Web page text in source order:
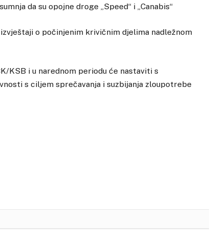
da su opojne droge „Speed“ i „Canabis“
o počinjenim krivičnim djelima nadležnom
KSB i u narednom periodu će nastaviti s
s ciljem sprečavanja i suzbijanja zloupotrebe